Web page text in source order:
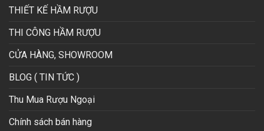
THIẾT KẾ HẦM RƯỢU
THI CÔNG HẦM RƯỢU
CỬA HÀNG, SHOWROOM
BLOG ( TIN TỨC )
Thu Mua Rượu Ngoại
Chính sách bán hàng